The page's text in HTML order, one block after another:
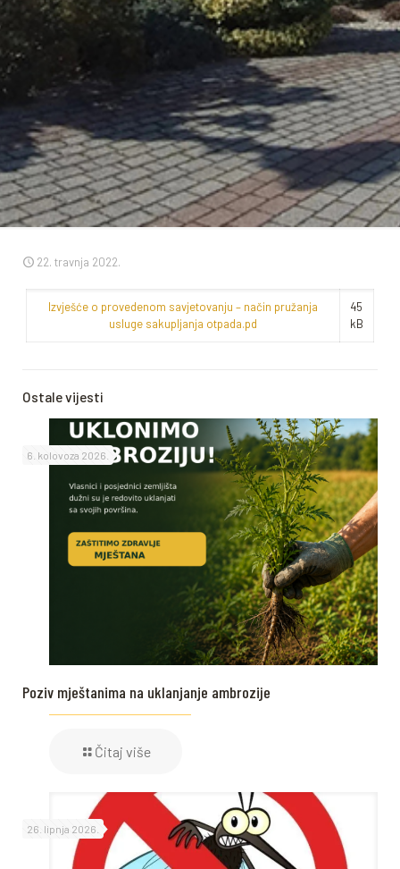
22. travnja 2022.
Izvješće o provedenom savjetovanju – način pružanja
usluge sakupljanja otpada.pd
45
kB
Ostale vijesti
6. kolovoza 2026.
Poziv mještanima na uklanjanje ambrozije
Čitaj više
26. lipnja 2026.